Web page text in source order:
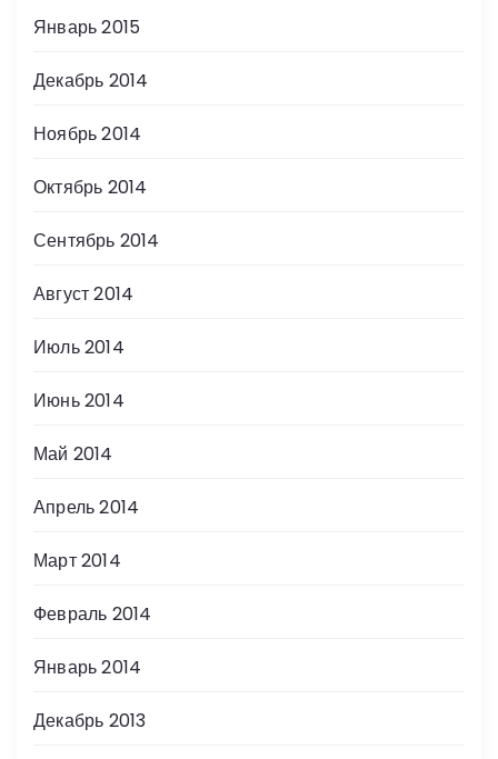
Январь 2015
Декабрь 2014
Ноябрь 2014
Октябрь 2014
Сентябрь 2014
Август 2014
Июль 2014
Июнь 2014
Май 2014
Апрель 2014
Март 2014
Февраль 2014
Январь 2014
Декабрь 2013